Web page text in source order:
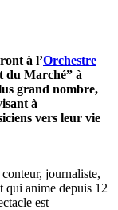
à l’Orchestre
du Marché” à
grand nombre,
à
vers leur vie
journaliste,
qui anime depuis 12
est